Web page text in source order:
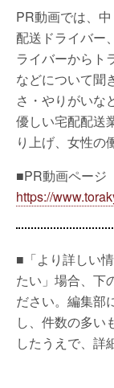
PR動画では、
配送ドライバー
ライバーからト
などについて聞
さ・やりがいな
優しい宅配配送
り上げ、女性の
■PR動画ページ
https://
■「より詳しい
たい」場合、下
ださい。編集部
し、件数の多い
したうえで、詳